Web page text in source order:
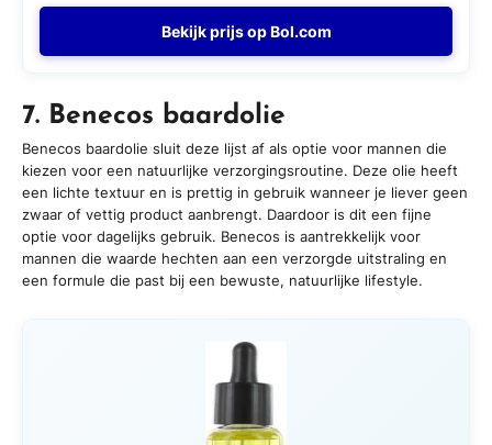
Bekijk prijs op Bol.com
7. Benecos baardolie
Benecos baardolie sluit deze lijst af als optie voor mannen die
kiezen voor een natuurlijke verzorgingsroutine. Deze olie heeft
een lichte textuur en is prettig in gebruik wanneer je liever geen
zwaar of vettig product aanbrengt. Daardoor is dit een fijne
optie voor dagelijks gebruik. Benecos is aantrekkelijk voor
mannen die waarde hechten aan een verzorgde uitstraling en
een formule die past bij een bewuste, natuurlijke lifestyle.